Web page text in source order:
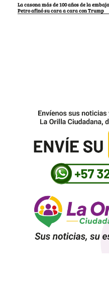
La casona más de 100 años de la
Petro afinó su cara a cara con Trump